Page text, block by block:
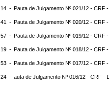
- Pauta de Julgamento Nº 021/12 - CRF
- Pauta de Julgamento Nº 020/12 - CRF
- Pauta de Julgamento Nº 019/12 - CRF
- Pauta de Julgamento Nº 018/12 - CRF
- Pauta de Julgamento Nº 017/12 - CRF
- auta de Julgamento Nº 016/12 - CRF -